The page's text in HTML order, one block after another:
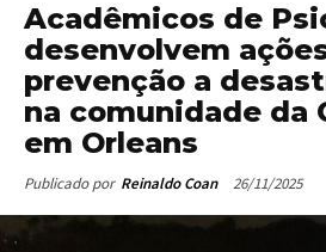
Acadêmicos de
desenvolvem
prevenção a
na comunidade da
em Orleans
Publicado por Reinaldo Coan 26/11/2025